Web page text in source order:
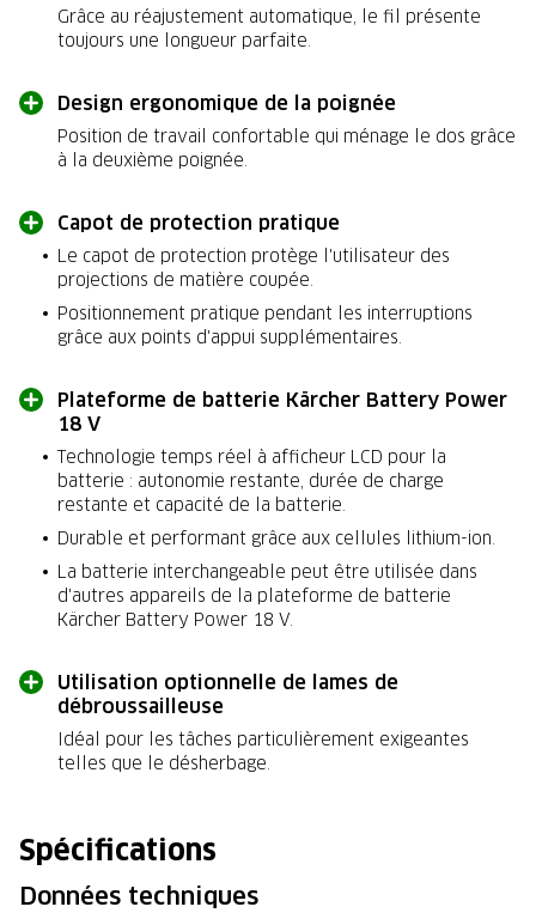
Grâce au réajustement automatique, le fil présente
toujours une longueur parfaite.
Design ergonomique de la poignée
Position de travail confortable qui ménage le dos grâce
à la deuxième poignée.
Capot de protection pratique
Le capot de protection protège l'utilisateur des
projections de matière coupée.
Positionnement pratique pendant les interruptions
grâce aux points d'appui supplémentaires.
Plateforme de batterie Kärcher Battery Power
18 V
Technologie temps réel à afficheur LCD pour la
batterie : autonomie restante, durée de charge
restante et capacité de la batterie.
Durable et performant grâce aux cellules lithium-ion.
La batterie interchangeable peut être utilisée dans
d'autres appareils de la plateforme de batterie
Kärcher Battery Power 18 V.
Utilisation optionnelle de lames de
débroussailleuse
Idéal pour les tâches particulièrement exigeantes
telles que le désherbage.
Spécifications
Données techniques